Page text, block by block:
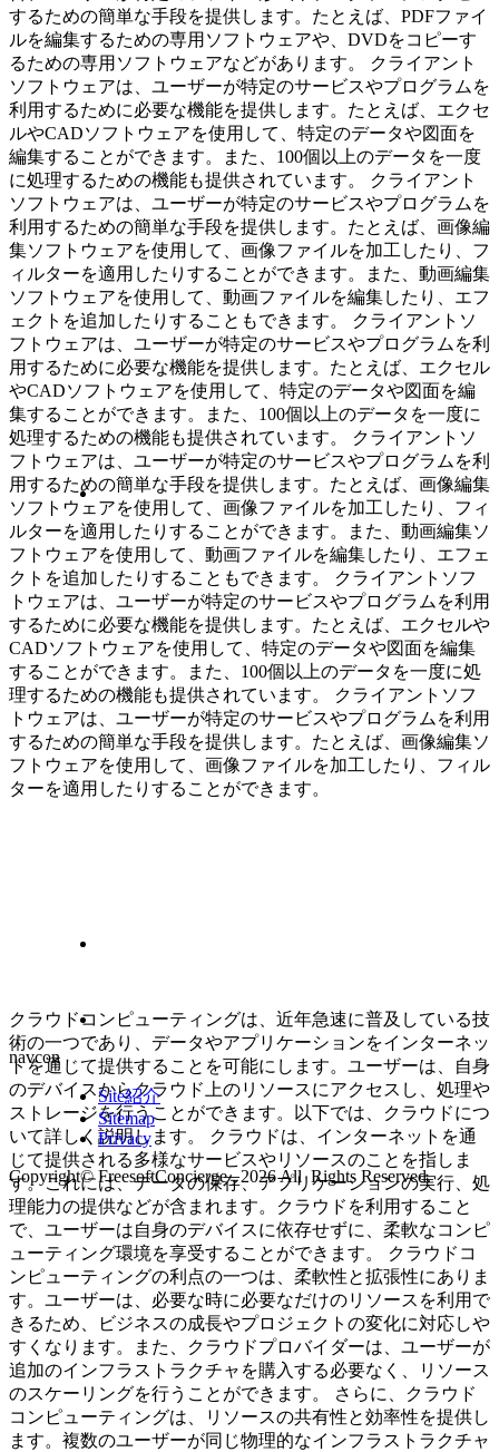
するための簡単な手段を提供します。たとえば、PDFファイ
ルを編集するための専用ソフトウェアや、DVDをコピーす
るための専用ソフトウェアなどがあります。 クライアント
ソフトウェアは、ユーザーが特定のサービスやプログラムを
利用するために必要な機能を提供します。たとえば、エクセ
ルやCADソフトウェアを使用して、特定のデータや図面を
編集することができます。また、100個以上のデータを一度
に処理するための機能も提供されています。 クライアント
ソフトウェアは、ユーザーが特定のサービスやプログラムを
利用するための簡単な手段を提供します。たとえば、画像編
集ソフトウェアを使用して、画像ファイルを加工したり、フ
ィルターを適用したりすることができます。また、動画編集
ソフトウェアを使用して、動画ファイルを編集したり、エフ
ェクトを追加したりすることもできます。 クライアントソ
フトウェアは、ユーザーが特定のサービスやプログラムを利
用するために必要な機能を提供します。たとえば、エクセル
やCADソフトウェアを使用して、特定のデータや図面を編
集することができます。また、100個以上のデータを一度に
処理するための機能も提供されています。 クライアントソ
フトウェアは、ユーザーが特定のサービスやプログラムを利
用するための簡単な手段を提供します。たとえば、画像編集
ソフトウェアを使用して、画像ファイルを加工したり、フィ
ルターを適用したりすることができます。また、動画編集ソ
フトウェアを使用して、動画ファイルを編集したり、エフェ
クトを追加したりすることもできます。 クライアントソフ
トウェアは、ユーザーが特定のサービスやプログラムを利用
するために必要な機能を提供します。たとえば、エクセルや
CADソフトウェアを使用して、特定のデータや図面を編集
することができます。また、100個以上のデータを一度に処
理するための機能も提供されています。 クライアントソフ
トウェアは、ユーザーが特定のサービスやプログラムを利用
するための簡単な手段を提供します。たとえば、画像編集ソ
フトウェアを使用して、画像ファイルを加工したり、フィル
ターを適用したりすることができます。
クラウドコンピューティングは、近年急速に普及している技
術の一つであり、データやアプリケーションをインターネッ
トを通じて提供することを可能にします。ユーザーは、自身
のデバイスからクラウド上のリソースにアクセスし、処理や
ストレージを行うことができます。以下では、クラウドにつ
いて詳しく説明します。 クラウドは、インターネットを通
じて提供される多様なサービスやリソースのことを指しま
す。これには、データの保存、アプリケーションの実行、処
理能力の提供などが含まれます。クラウドを利用すること
で、ユーザーは自身のデバイスに依存せずに、柔軟なコンピ
ューティング環境を享受することができます。 クラウドコ
ンピューティングの利点の一つは、柔軟性と拡張性にありま
す。ユーザーは、必要な時に必要なだけのリソースを利用で
きるため、ビジネスの成長やプロジェクトの変化に対応しや
すくなります。また、クラウドプロバイダーは、ユーザーが
追加のインフラストラクチャを購入する必要なく、リソース
のスケーリングを行うことができます。 さらに、クラウド
コンピューティングは、リソースの共有性と効率性を提供し
ます。複数のユーザーが同じ物理的なインフラストラクチャ
navcon
Site紹介
Sitemap
Privacy
Copyright© FreesoftConcierge , 2026 All Rights Reserved.